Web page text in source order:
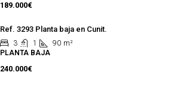
189.000€
Ref. 3293 Planta baja en Cunit.
3 1 90 m²
PLANTA BAJA
240.000€